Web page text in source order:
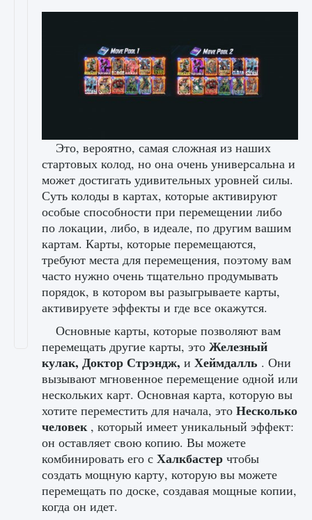
Это, вероятно, самая сложная из наших
стартовых колод, но она очень универсальна и
может достигать удивительных уровней силы.
Суть колоды в картах, которые активируют
особые способности при перемещении либо
по локации, либо, в идеале, по другим вашим
картам. Карты, которые перемещаются,
требуют места для перемещения, поэтому вам
часто нужно очень тщательно продумывать
порядок, в котором вы разыгрываете карты,
активируете эффекты и где все окажутся.
Основные карты, которые позволяют вам
перемещать другие карты, это Железный
кулак, Доктор Стрэндж, и Хеймдалль . Они
вызывают мгновенное перемещение одной или
нескольких карт. Основная карта, которую вы
хотите переместить для начала, это Несколько
человек , который имеет уникальный эффект:
он оставляет свою копию. Вы можете
комбинировать его с Халкбастер чтобы
создать мощную карту, которую вы можете
перемещать по доске, создавая мощные копии,
когда он идет.